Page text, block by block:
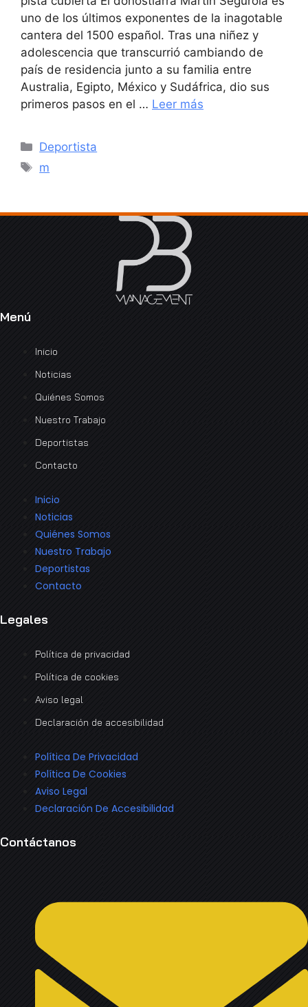
uno de los últimos exponentes de la inagotable
cantera del 1500 español. Tras una niñez y
adolescencia que transcurrió cambiando de
país de residencia junto a su familia entre
Australia, Egipto, México y Sudáfrica, dio sus
primeros pasos en el … Leer más
Categorías
Deportista
Etiquetas
m
Menú
Inicio
Noticias
Quiénes Somos
Nuestro Trabajo
Deportistas
Contacto
Inicio
Noticias
Quiénes Somos
Nuestro Trabajo
Deportistas
Contacto
Legales
Política de privacidad
Política de cookies
Aviso legal
Declaración de accesibilidad
Política De Privacidad
Política De Cookies
Aviso Legal
Declaración De Accesibilidad
Contáctanos